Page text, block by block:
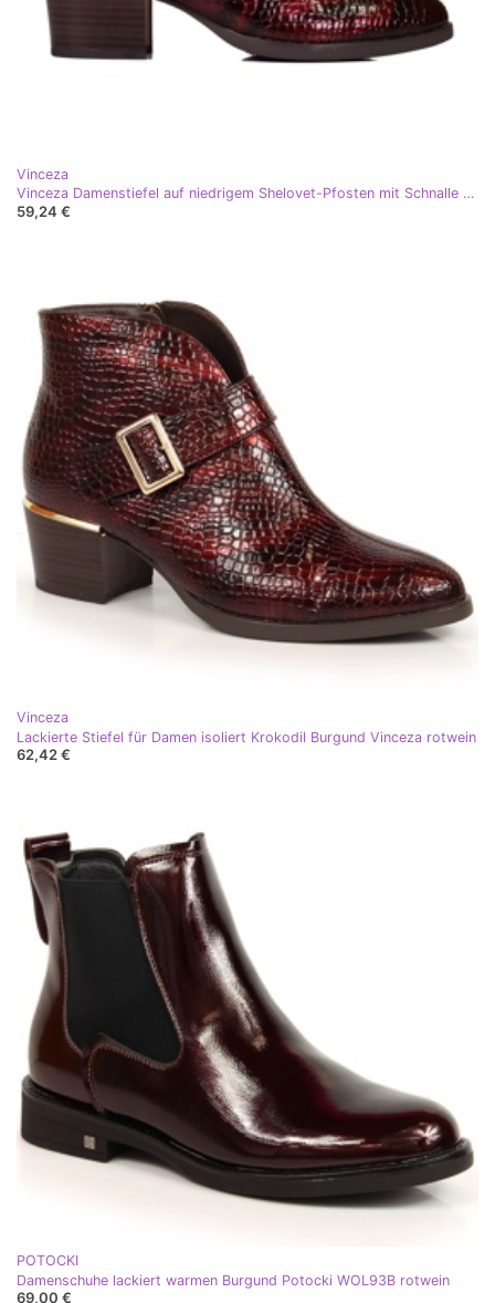
Vinceza
Vinceza Damenstiefel auf niedrigem Shelovet-Pfosten mit Schnalle rotwein
59,24 €
Vinceza
Lackierte Stiefel für Damen isoliert Krokodil Burgund Vinceza rotwein
62,42 €
POTOCKI
Damenschuhe lackiert warmen Burgund Potocki WOL93B rotwein
69,00 €